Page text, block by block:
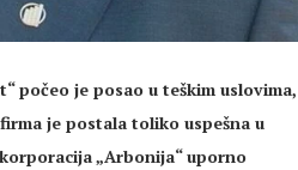
počeo je posao u teškim uslovima,
je postala toliko uspešna u
„Arbonija“ uporno